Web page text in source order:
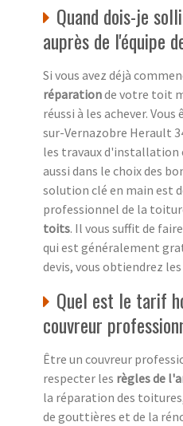
Quand dois-je
auprès de l'équipe
Si vous avez déjà
réparationde votre toit
réussi à les achever.
sur-Vernazobre Herault
les travaux d'installation
aussi dans le choix des
solution clé en main est
professionnel de la
toits. Il vous suffit de
qui est généralement
devis, vous obtiendrez
Quel est le tarif
couvreur
Être un couvreur
respecter les règles de
la réparation des
de gouttières et de la